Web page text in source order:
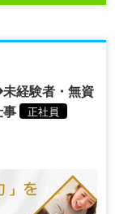
経験者・無資
事
正社員